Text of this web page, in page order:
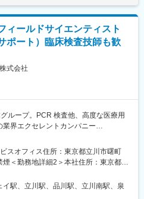
ん。
本部アプリケーションエンジニアおよ
ニアがいるため、最初は専門的な知
しはありますが一次対応はコールセン
も未経験の方も多く入社していますの
とバランスよく活躍しています。自己
系メーカーと同様に非常に長く働け
なく電気やIT・科学の知識も身に着け
アのキャリアパスは無限であり、社
記です。
ィールドサイエンティスト
ポート）臨床検査技師も歓
式会社
ループ。PCR 検査他、高度な医療用
界エクセレントカンパニー
ーにキャリアパス、福利厚生も充実
ト未経験者の採用実績も多くあり、
ます
スオフィス住所：東京都立川市曙町
＜勤務地詳細2＞本社住所：東京都港
テラス勤務地最寄駅：JR各線／品川駅
変更の範囲：会社の定める事業所
駅、立川駅、品川駅、立川南駅、泉